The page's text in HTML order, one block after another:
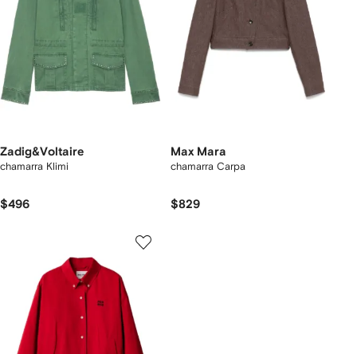
Zadig&Voltaire
chamarra Klimi
$496
Max Mara
chamarra Carpa
$829